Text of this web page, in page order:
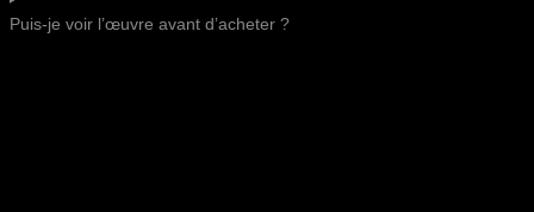
Puis-je voir l’œuvre avant d’acheter ?